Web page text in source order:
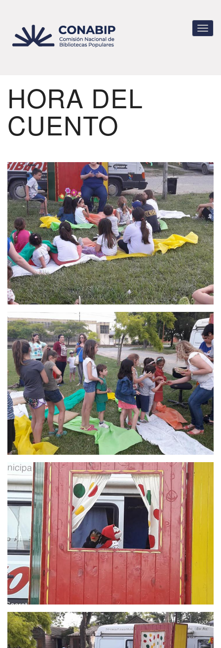
contenido
principal
HORA DEL
CUENTO